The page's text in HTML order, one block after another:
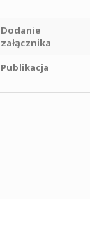
Dodanie
załącznika
Publikacja